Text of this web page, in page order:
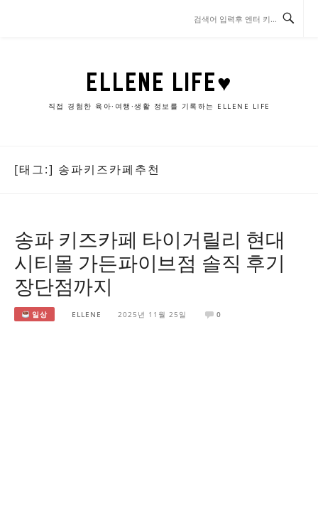
ELLENE LIFE♥
직접 경험한 육아·여행·생활 정보를 기록하는 ELLENE LIFE
[태그:] 송파키즈카페추천
송파 키즈카페 타이거릴리 현대
시티몰 가든파이브점 솔직 후기
장단점까지
일상 ELLENE 2025년 11월 25일 0